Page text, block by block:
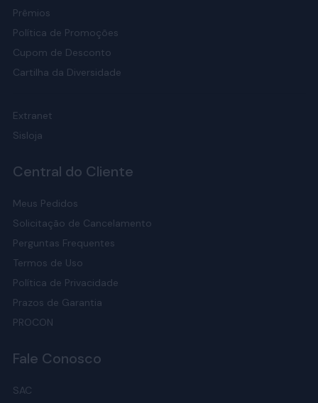
Prêmios
Política de Promoções
Cupom de Desconto
Cartilha da Diversidade
Extranet
Sisloja
Central do Cliente
Meus Pedidos
Solicitação de Cancelamento
Perguntas Frequentes
Termos de Uso
Política de Privacidade
Prazos de Garantia
PROCON
Fale Conosco
SAC